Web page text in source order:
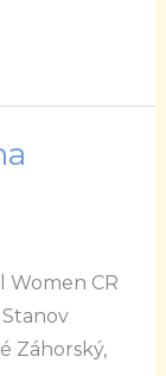
Women CR
Stanov
Záhorský,